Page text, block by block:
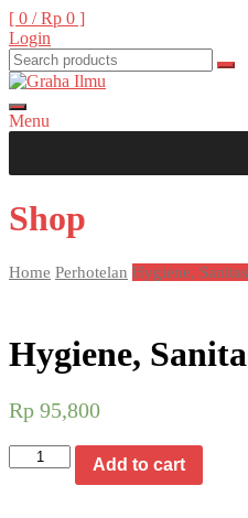
Skip
to
content
[ 0 /Rp 0 ]
Login
Graha Ilmu
Menu
Shop
Home Perhotelan Hygiene,
Hygiene,
Rp 95,800
Hygiene,
Sanitasi
Add to cart